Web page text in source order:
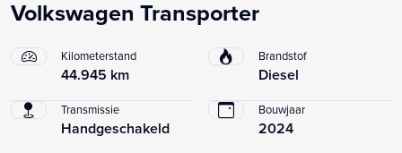
Volkswagen Transporter
Kilometerstand
44.945 km
Brandstof
Diesel
Transmissie
Handgeschakeld
Bouwjaar
2024